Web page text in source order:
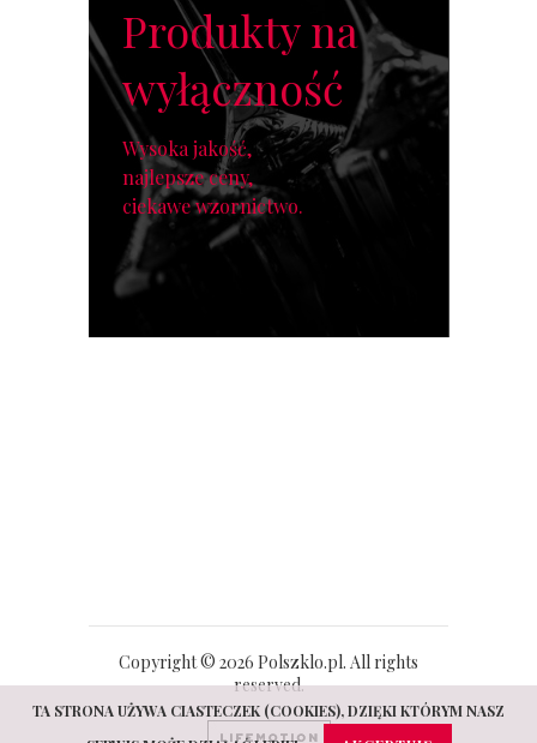
Produkty na
wyłączność
Wysoka jakość,
najlepsze ceny,
ciekawe wzornictwo.
Copyright © 2026 Polszklo.pl. All rights
reserved.
TA STRONA UŻYWA CIASTECZEK (COOKIES), DZIĘKI KTÓRYM NASZ